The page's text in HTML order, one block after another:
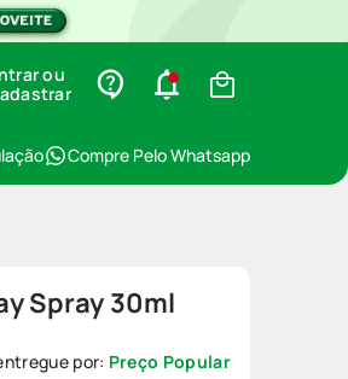
ou
Compre Pelo Whatsapp
Spray 30ml
por: Preço Popular